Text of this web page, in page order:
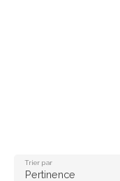
Pertinence
Trier par